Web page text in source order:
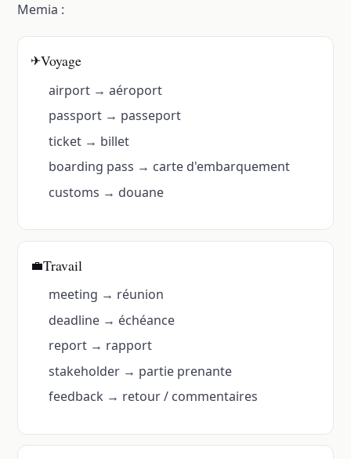
Memia :
✈Voyage
airport → aéroport
passport → passeport
ticket → billet
boarding pass → carte d'embarquement
customs → douane
💼Travail
meeting → réunion
deadline → échéance
report → rapport
stakeholder → partie prenante
feedback → retour / commentaires